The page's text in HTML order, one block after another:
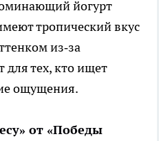
йогурт
тропический вкус
из‑за
для тех, кто ищет
ощущения.
от «Победы